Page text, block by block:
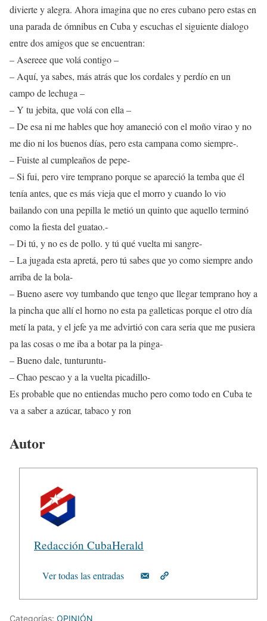
divierte y alegra. Ahora imagina que no eres cubano pero estas en
una parada de ómnibus en Cuba y escuchas el siguiente dialogo
entre dos amigos que se encuentran:
– Asereee que volá contigo –
– Aquí, ya sabes, más atrás que los cordales y perdío en un
campo de lechuga –
– Y tu jebita, que volá con ella –
– De esa ni me hables que hoy amaneció con el moño virao y no
me dio ni los buenos días, pero esta campana como siempre-.
– Fuiste al cumpleaños de pepe-
– Si fui, pero vire temprano porque se apareció la temba que él
tenía antes, que es más vieja que el morro y cuando lo vio
bailando con una pepilla le metió un quinto que aquello terminó
como la fiesta del guatao.-
– Di tú, y no es de pollo. y tú qué vuelta mi sangre-
– La jugada esta apretá, pero tú sabes que yo como siempre ando
arriba de la bola-
– Bueno asere voy tumbando que tengo que llegar temprano hoy a
la pincha que allí el horno no esta pa galleticas porque el otro día
metí la pata, y el jefe ya me advirtió con cara seria que me pusiera
pa las cosas o me iba a botar pa la pinga-
– Bueno dale, tunturuntu-
– Chao pescao y a la vuelta picadillo-
Es probable que no entiendas mucho pero como todo en Cuba te
va a saber a azúcar, tabaco y ron
Autor
Redacción CubaHerald
Ver todas las entradas
Categorías: OPINIÓN